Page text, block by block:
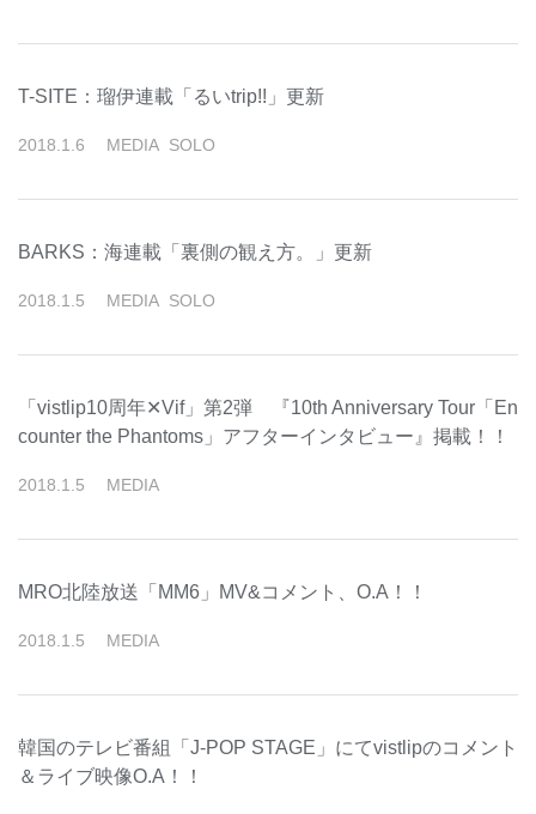
T-SITE：瑠伊連載「るいtrip!!」更新
2018 1 6 MEDIA SOLO
BARKS：海連載「裏側の観え方。」更新
2018 1 5 MEDIA SOLO
「vistlip10周年✕Vif」第2弾 『10th Anniversary Tour「En
counter the Phantoms」アフターインタビュー』掲載！！
2018 1 5 MEDIA
MRO北陸放送「MM6」MV&コメント、O.A！！
2018 1 5 MEDIA
韓国のテレビ番組「J-POP STAGE」にてvistlipのコメント
＆ライブ映像O.A！！